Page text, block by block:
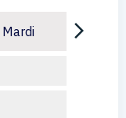
Mardi arrow_forward_ios